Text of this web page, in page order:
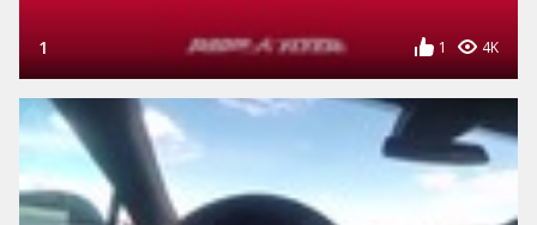
1 1 4K